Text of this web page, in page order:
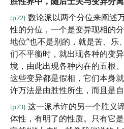
[p72] 数论派以两个分位来阐述
性的分位，一个是变异现相的
地位”也不是别的，就是苦、乐
们不平衡时，就出现各种的变
境，由此出现各种内在的五根
这些变异都是假相，它们本身
许万法是由胜性所生，而且是自
[p73] 这一派承许的另一个胜
体性，有明了的性质。只有它